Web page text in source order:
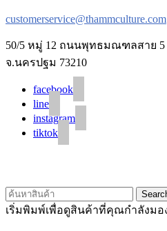
customerservice@thammculture.com
50/5 หมู่ 12 ถนนพุทธมณฑลสาย
จ.นครปฐม 73210
facebook
line
instagram
tiktok
เริ่มพิมพ์เพื่อดูสินค้าที่คุณกำลังมอ